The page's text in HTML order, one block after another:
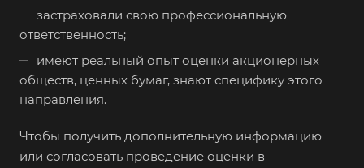
застраховали свою профессиональную
ответственность;
имеют реальный опыт оценки акционерных
обществ, ценных бумаг, знают специфику этого
направления.
Чтобы получить дополнительную информацию
или согласовать проведение оценки в
Видное
Владикавказ
Владимир
Волгоград
Волгодонск